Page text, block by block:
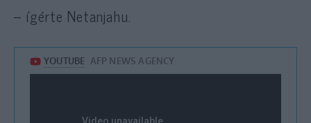
– ígérte Netanjahu.